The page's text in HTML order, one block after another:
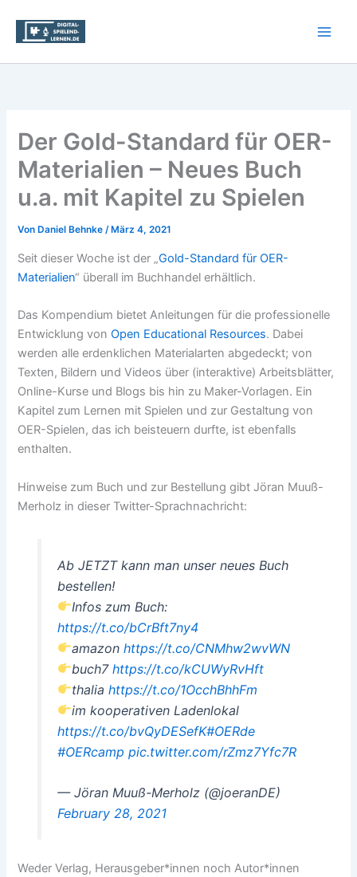
Inhalt
springen
Der Gold-Standard für OER-
Materialien – Neues Buch
u.a. mit Kapitel zu Spielen
Von Daniel Behnke/ März 4, 2021
Seit dieser Woche ist der „Gold-Standard für OER-
Materialien“ überall im Buchhandel erhältlich.
Das Kompendium bietet Anleitungen für die professionelle
Entwicklung vonOpen Educational Resources. Dabei
werden alle erdenklichen Materialarten abgedeckt; von
Texten, Bildern und Videos über (interaktive) Arbeitsblätter,
Online-Kurse und Blogs bis hin zu Maker-Vorlagen. Ein
Kapitel zum Lernen mit Spielen und zur Gestaltung von
OER-Spielen, das ich beisteuern durfte, ist ebenfalls
enthalten.
Hinweise zum Buch und zur Bestellung gibt Jöran Muuß-
Merholz in dieser Twitter-Sprachnachricht:
Ab JETZT kann man unser neues Buch
bestellen!
Infos zum Buch:
https://t.co/bCrBft7ny4
amazon https://t.co/CNMhw2wvWN
buch7 https://t.co/kCUWyRvHft
thalia https://t.co/1OcchBhhFm
im kooperativen Ladenlokal
https://t.co/bvQyDESefK#OERde
#OERcamp pic.twitter.com/rZmz7Yfc7R
— Jöran Muuß-Merholz (@joeranDE)
February 28, 2021
Weder Verlag, Herausgeber*innen noch Autor*innen